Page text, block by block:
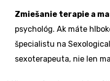
Zmiešanie terapie a
psychológ. Ak máte
špecialistu na
sexoterapeuta, nie len